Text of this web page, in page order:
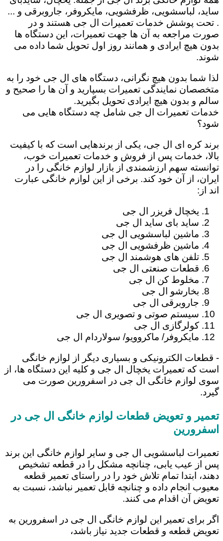
ساید، لباسشویی، ظرفشویی، مایکروفر، جاروبرقی و ...
. تحت پوشش خدمات تعمیرات ال جی هستند و در
صورت مراجعه به آن ها جهت تعمیرات، این دستگاه ها
بدون هیچ ایرادی و همانند روز اول تحویل شما داده می
شوند.
لذا شما بدون هیچ نگرانی، دستگاه های ال جی خود را به
متخصصان نمایندگی تعمیرات بسپارید و آن ها را صحیح و
سالم و بدون هیچ ایرادی تحویل بگیرید.
خدمات تعمیرات ال جی شامل چه دستگاه هایی می
شود؟
برند کره ای ال جی، یکی از برندهایی است که با کیفیت
بالا، خدمات پس از فروش و خدمات تعمیرات خوب،
توانسته سهم ارزشمندی از بازار لوازم خانگی را در
ایران، از آن خود کند. برخی از این لوازم خانگی عبارت
اند از:
یخچال فریزر ال جی
ساید بای ساید ال جی
ماشین لباسشویی ال جی
ماشین ظرفشویی ال جی
تلفن های هوشمند ال جی
قطعات صنعتی ال جی
مخلوط کن ال جی
بخارشو ال جی
جاروبرقی ال جی
سیستم صوتی و تصویری ال جی
کولرگازی ال جی
مایکروفر/ ماکروویو/ سولاردام ال جی
- قطعات الکترونیکی و بسیاری دیگر از لوازم خانگی
است که تعمیرات یخچال ال جی و کلیه این دستگاه ها، از
سوی لوازم خانگی ال جی در اسفرورین صورت می
گیرد.
تعمیر و تعویض قطعات لوازم خانگی ال جی در
اسفرورین
تعمیرات لباسشویی ال جی و سایر لوازم خانگی این برند
پس از عیب یابی، چنانچه مشکل را در قطعه تشخیص
دهند، ابتدا تمام تلاش خود را در راستای تعمیر قطعه
معیوب انجام داده و چنانچه قابل تعمیر نباشد، نسبت به
تعویض آن اقدام می کنند.
اگر برای تعمیر این لوازم خانگی ال جی در اسفرورین به
تعویض قطعه و قطعات جدید نیاز باشد،